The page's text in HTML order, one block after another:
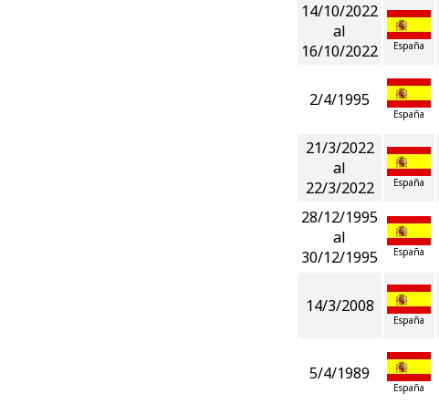
14/10/2022
al
16/10/2022
España
2/4/1995
España
21/3/2022
al
22/3/2022
España
28/12/1995
al
30/12/1995
España
14/3/2008
España
5/4/1989
España